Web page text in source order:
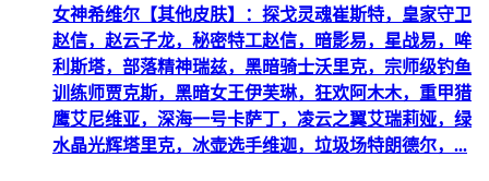
女神希维尔【其他皮肤】：探戈灵魂崔斯特，皇家守卫
赵信，赵云子龙，秘密特工赵信，暗影易，星战易，哞
利斯塔，部落精神瑞兹，黑暗骑士沃里克，宗师级钓鱼
训练师贾克斯，黑暗女王伊芙琳，狂欢阿木木，重甲猎
鹰艾尼维亚，深海一号卡萨丁，凌云之翼艾瑞莉娅，绿
水晶光辉塔里克，冰壶选手维迦，垃圾场特朗德尔，...